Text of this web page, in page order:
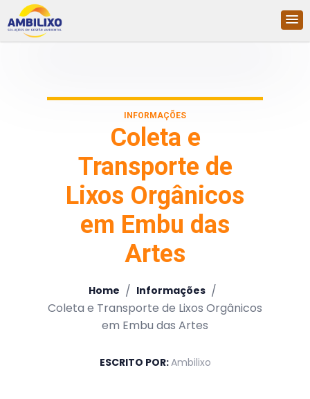
INFORMAÇÕES
Coleta e
Transporte de
Lixos Orgânicos
em Embu das
Artes
Home / Informações /
Coleta e Transporte de Lixos Orgânicos
em Embu das Artes
ESCRITO POR:Ambilixo